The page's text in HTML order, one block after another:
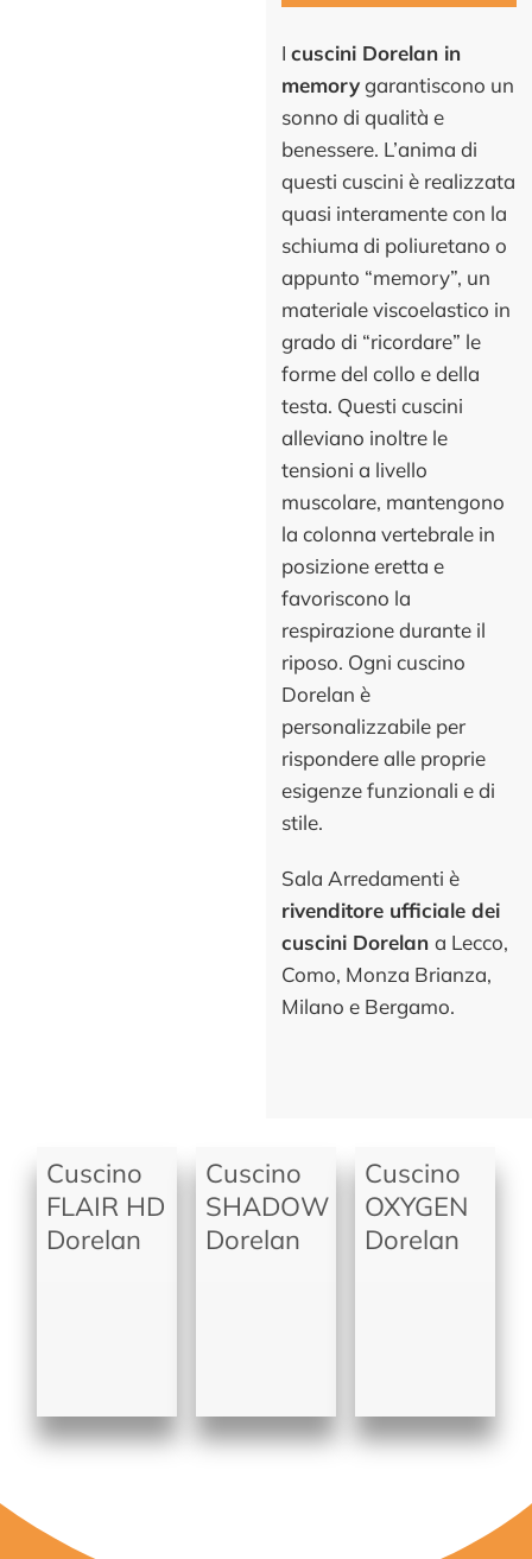
Icuscini Dorelan in
memorygarantiscono un
sonno di qualità e
benessere. L’anima di
questi cuscini è realizzata
quasi interamente con la
schiuma di poliuretano o
appunto “memory”, un
materiale viscoelastico in
grado di “ricordare” le
forme del collo e della
testa. Questi cuscini
alleviano inoltre le
tensioni a livello
muscolare, mantengono
la colonna vertebrale in
posizione eretta e
favoriscono la
respirazione durante il
riposo. Ogni cuscino
Dorelan è
personalizzabile per
rispondere alle proprie
esigenze funzionali e di
stile.
Sala Arredamenti è
rivenditore ufficiale dei
cuscini Dorelana Lecco,
Como, Monza Brianza,
Milano e Bergamo.
Cuscino
FLAIR HD
Dorelan
Cuscino
SHADOW
Dorelan
Cuscino
OXYGEN
Dorelan